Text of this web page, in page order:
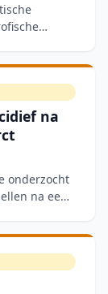
na
onderzocht
na een